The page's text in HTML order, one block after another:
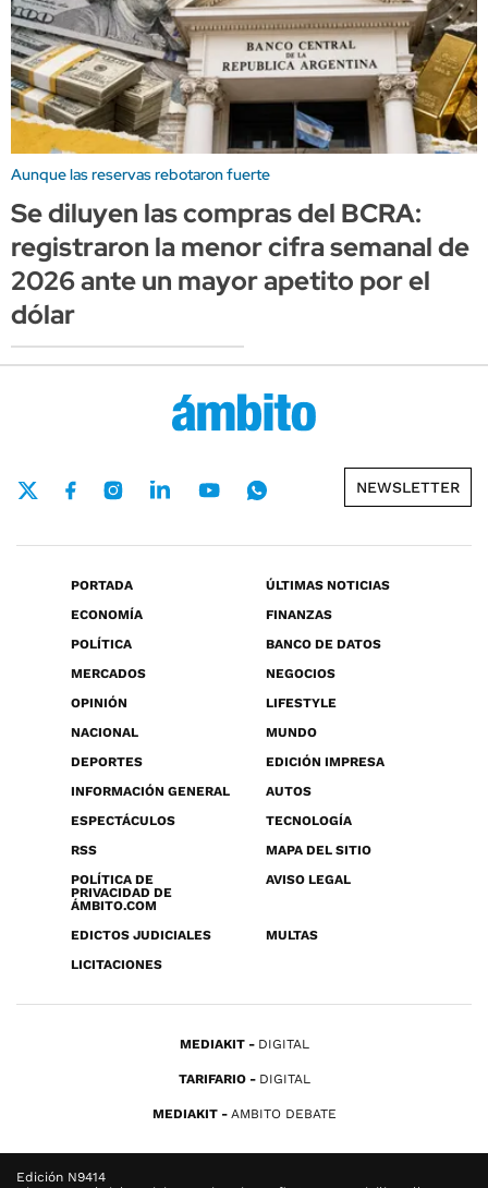
Aunque las reservas rebotaron fuerte
Se diluyen las compras del BCRA:
registraron la menor cifra semanal de
2026 ante un mayor apetito por el
dólar
NEWSLETTER
PORTADA
ÚLTIMAS NOTICIAS
ECONOMÍA
FINANZAS
POLÍTICA
BANCO DE DATOS
MERCADOS
NEGOCIOS
OPINIÓN
LIFESTYLE
NACIONAL
MUNDO
DEPORTES
EDICIÓN IMPRESA
INFORMACIÓN GENERAL
AUTOS
ESPECTÁCULOS
TECNOLOGÍA
RSS
MAPA DEL SITIO
POLÍTICA DE
PRIVACIDAD DE
ÁMBITO.COM
AVISO LEGAL
EDICTOS JUDICIALES
MULTAS
LICITACIONES
MEDIAKIT DIGITAL
TARIFARIO DIGITAL
MEDIAKIT AMBITO DEBATE
Edición N9414